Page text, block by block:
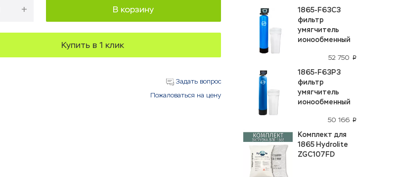
+ В корзину
Купить в 1 клик
Задать вопрос
Пожаловаться на цену
52 750 p
1865-F63C3
фильтр
умягчитель
ионообменный
50 166 p
1865-F63P3
фильтр
умягчитель
ионообменный
Комплект для
1865 Hydrolite
ZGC107FD